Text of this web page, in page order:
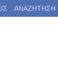
ΑΝΑΖΗΤΗΣΗ